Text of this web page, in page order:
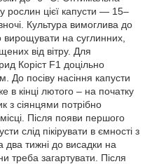
рослин цієї капусти — 15–
Культура вимоглива до
вирощувати на суглинних,
від вітру. Для
Коріст F1 доцільно
До посіву насіння капусти
в кінці лютого – на початку
з сіянцями потрібно
Після появи першого
слід пікірувати в ємності з
тижні до висадки на
треба загартувати. Після